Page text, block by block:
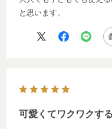
と思います。
可愛くてワクワクする